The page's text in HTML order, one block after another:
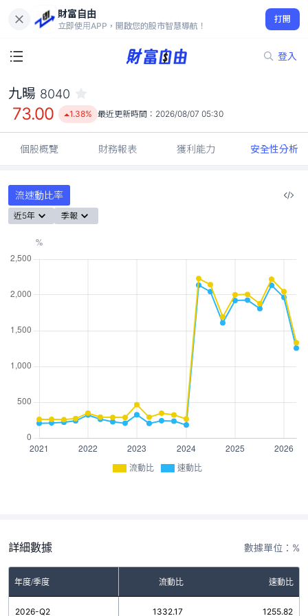
財富自由
立即使用APP，開啟您的股市智慧導航！
打開
登入
73.00
1.38%
九暘 8040
73.00 1.38% 最近更新時間： 2026/08/07 05:30
個股概覽 財務報表 獲利能力 安全性分析
流速動比率
近5年 季報
流動比 速動比
詳細數據 數據單位：%
年度/季度 流動比 速動比
2026-Q2 1332.17 1255.82